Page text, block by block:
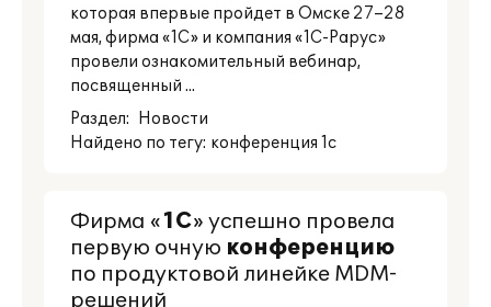
которая впервые пройдет в Омске 27–28
мая, фирма «1С» и компания «1С-Рарус»
провели ознакомительный вебинар,
посвященный ...
Раздел:
Новости
Найдено по тегу: конференция 1с
Фирма «1С» успешно провела
первую очную конференцию
по продуктовой линейке MDM-
решений